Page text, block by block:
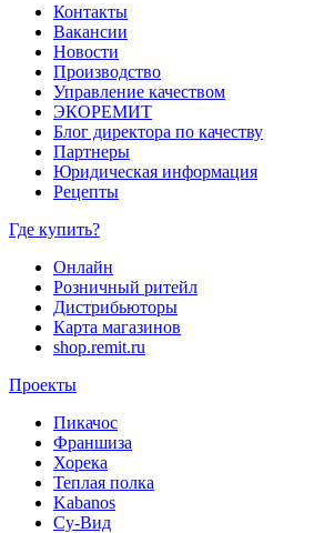
Контакты
Вакансии
Новости
Производство
Управление качеством
ЭКОРЕМИТ
Блог директора по качеству
Партнеры
Юридическая информация
Рецепты
Где купить?
Онлайн
Розничный ритейл
Дистрибьюторы
Карта магазинов
shop.remit.ru
Проекты
Пикачос
Франшиза
Хорека
Теплая полка
Kabanos
Су-Вид